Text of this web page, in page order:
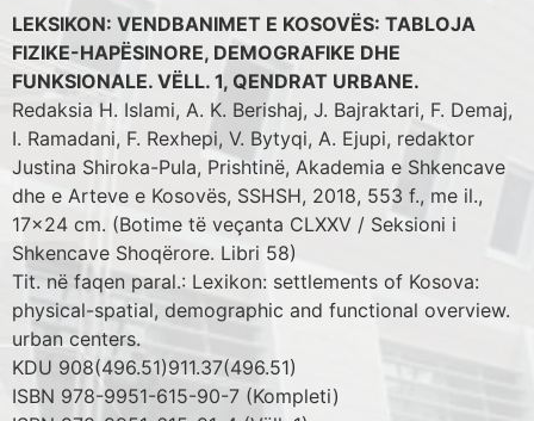
LEKSIKON: VENDBANIMET E KOSOVËS: TABLOJA
FIZIKE-HAPËSINORE, DEMOGRAFIKE DHE
FUNKSIONALE. VËLL. 1, QENDRAT URBANE.
Redaksia H. Islami, A. K. Berishaj, J. Bajraktari, F. Demaj,
I. Ramadani, F. Rexhepi, V. Bytyqi, A. Ejupi, redaktor
Justina Shiroka-Pula, Prishtinë, Akademia e Shkencave
dhe e Arteve e Kosovës, SSHSH, 2018, 553 f., me il.,
17x24 cm. (Botime të veçanta CLXXV / Seksioni i
Shkencave Shoqërore. Libri 58)
Tit. në faqen paral.: Lexikon: settlements of Kosova:
physical-spatial, demographic and functional overview.
urban centers.
KDU 908(496.51)911.37(496.51)
ISBN 978-9951-615-90-7 (Kompleti)